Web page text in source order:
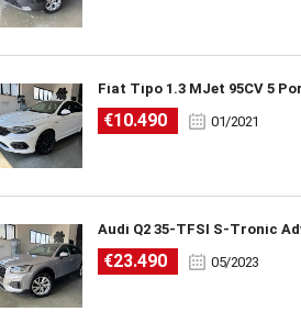
Fiat Tipo 1.3 MJet 95CV 5
€10.490 01/2021
Audi Q2 35-TFSI S-Tronic
€23.490 05/2023